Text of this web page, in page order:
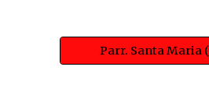
Parr. Santa Maria